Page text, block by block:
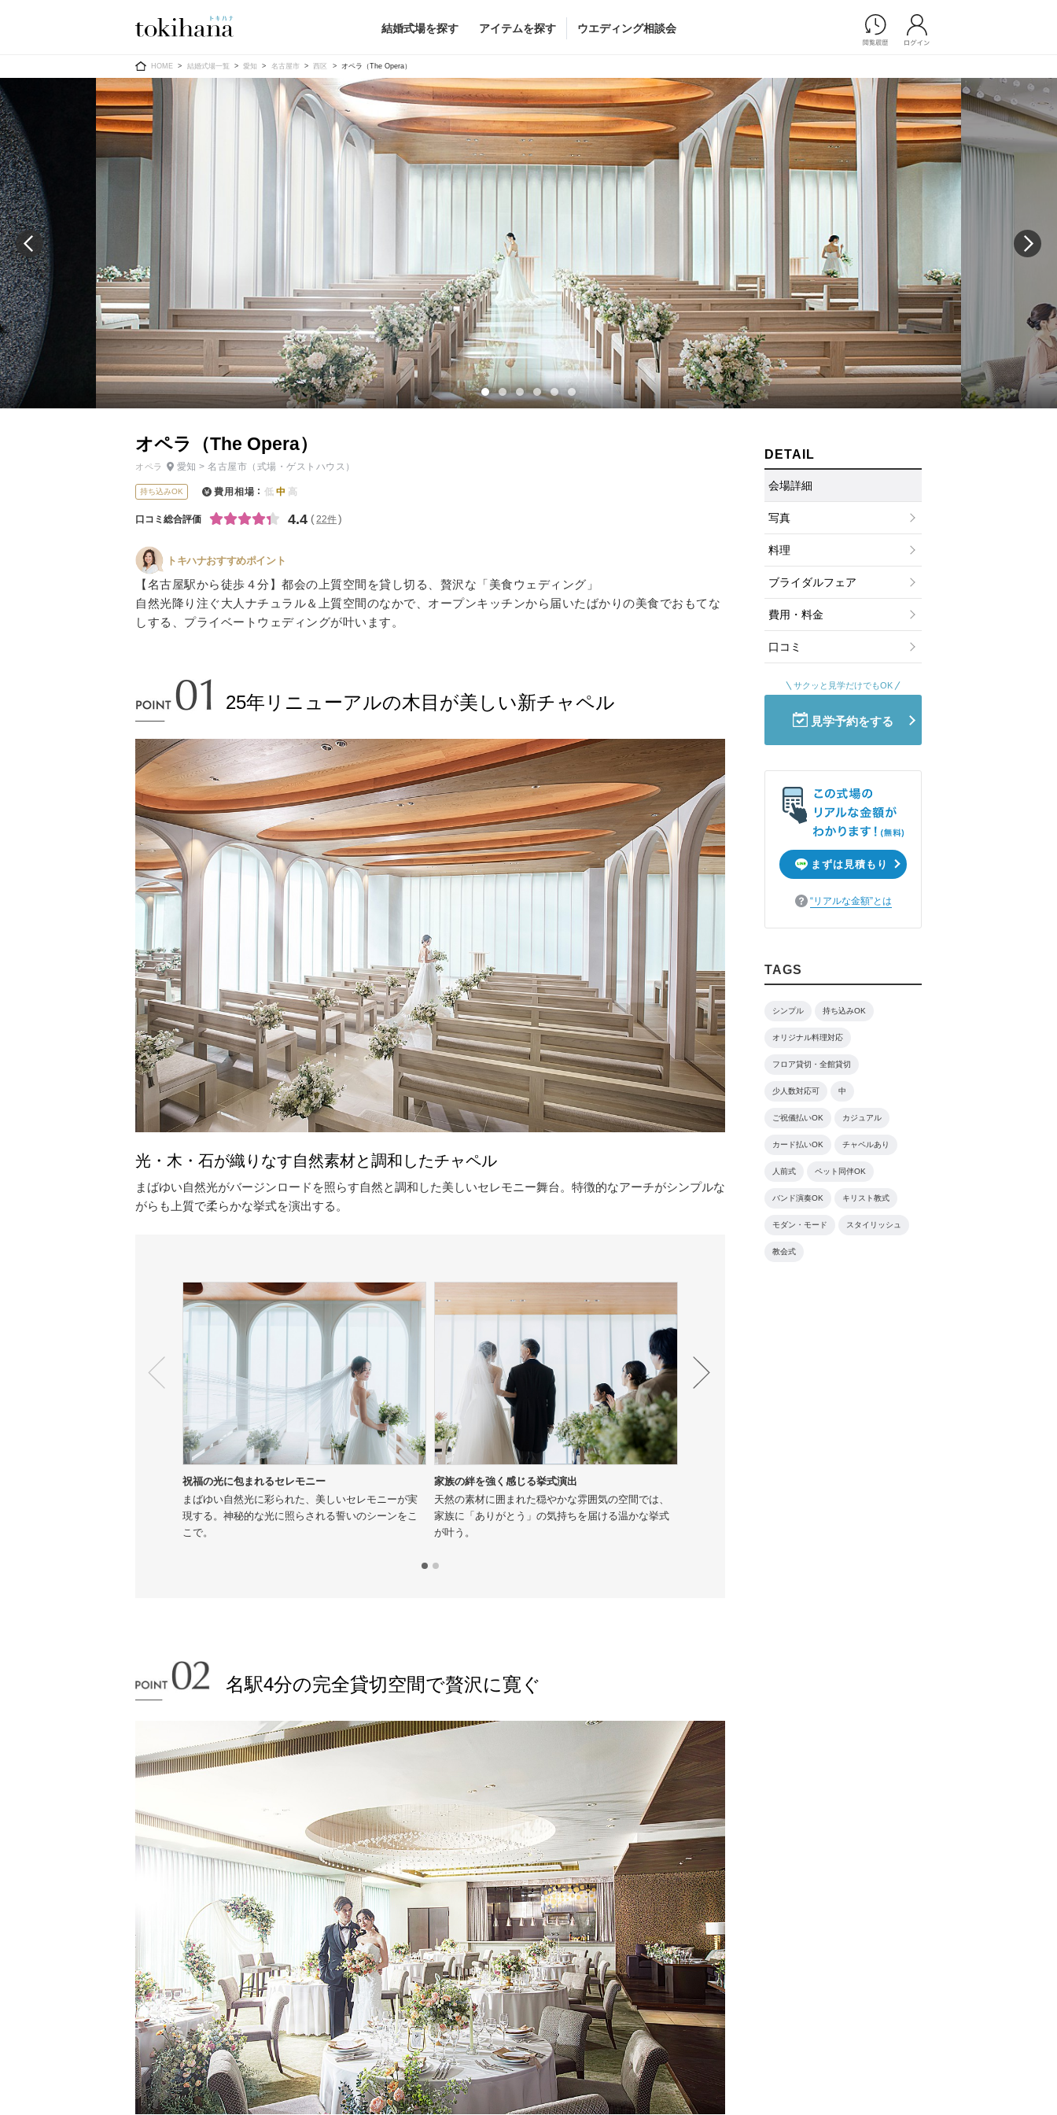
結婚式場を探す アイテムを探す
Ring
すべてのアイテム
指輪ショップ一覧
Dress
和装
メンズ
メンズ （メーカー直送）
小物
すべてのアイテム
ドレスショップ一覧
ブーケ
すべてのアイテム
フラワーショップ一覧
ヘア&メイク
ブライダルエステ
ヘア&メイクショップ一覧
ブライダルエステショップ一覧
フォトウエディング
前撮り/後撮り
家族フォト/ペット撮影
スナップ写真
フォトウエディング/前撮りショ
Movie
演出映像
記録映像
すべてのアイテム
ムービーショップ一覧
ウエディング相談会
HOME 結婚式場一覧 愛知 名古屋市 西区 オペラ（The Opera）
DETAIL
会場詳細
写真
料理
ブライダルフェア
費用・料金
口コミ
サクッと見学だけでもOK
見学予約をする
まずは見積もり
“リアルな金額”とは
TAGS
シンプル 持ち込みOK
オリジナル料理対応
フロア貸切・全館貸切
少人数対応可 中
ご祝儀払いOK カジュアル
カード払いOK チャペルあり
人前式 ペット同伴OK
バンド演奏OK キリスト教式
モダン・モード スタイリッシュ
教会式
オペラ（The Opera）
オペラ 愛知 > 名古屋市 （式場・ゲストハウス）
持ち込みOK 費用相場 低 中 高
口コミ総合評価 4.4 22件
トキハナおすすめポイント
【名古屋駅から徒歩４分】都会の上質空間を貸し切る、贅沢な「美食ウェディング」
自然光降り注ぐ大人ナチュラル＆上質空間のなかで、オープンキッチンから届いたばかりの美食でおもてな
しする、プライベートウェディングが叶います。
25年リニューアルの木目が美しい新チャペル
光・木・石が織りなす自然素材と調和したチャペル
まばゆい自然光がバージンロードを照らす自然と調和した美しいセレモニー舞台。特徴的なアーチがシンプルな
がらも上質で柔らかな挙式を演出する。
祝福の光に包まれるセレモニー
まばゆい自然光に彩られた、美しいセレモニーが実
現する。神秘的な光に照らされる誓いのシーンをこ
こで。
家族の絆を強く感じる挙式演出
天然の素材に囲まれた穏やかな雰囲気の空間では、
家族に「ありがとう」の気持ちを届ける温かな挙式
が叶う。
名駅4分の完全貸切空間で贅沢に寛ぐ